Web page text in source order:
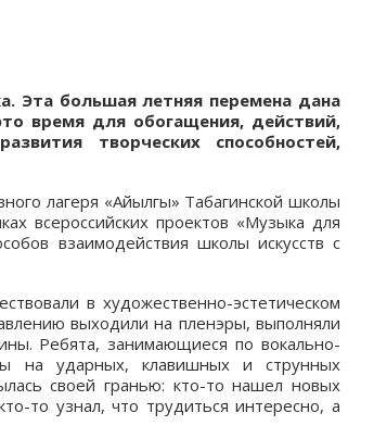
Эта большая летняя перемена дана
время для обогащения, действий,
творческих способностей,
лагеря «Айылгы» Табагинской школы
всероссийских проектов «Музыка для
взаимодействия школы искусств с
в художественно-эстетическом
выходили на пленэры, выполняли
Ребята, занимающиеся по вокально-
на ударных, клавишных и струнных
своей гранью: кто-то нашел новых
то узнал, что трудиться интересно, а